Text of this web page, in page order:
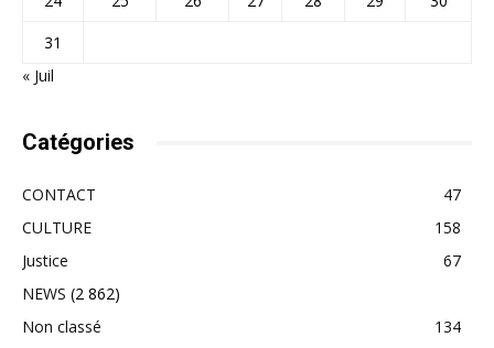
31
« Juil
Catégories
CONTACT
47
CULTURE
158
Justice
67
NEWS (2 862)
Non classé
134